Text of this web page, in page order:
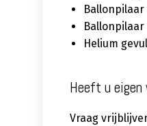
Ballonpilaar
Helium
Heeft u eigen
Vraag